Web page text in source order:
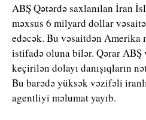
ABŞ Qətərdə saxlanılan İran
məxsus 6 milyard dollar vəsaitə
edəcək. Bu vəsaitdən Amerika
istifadə oluna bilər. Qərar ABŞ
keçirilən dolayı danışıqların
Bu barədə yüksək vəzifəli
agentliyi məlumat yayıb.